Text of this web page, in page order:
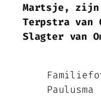
Martsje, zijn
Terpstra van
Slagter van
Paulusma